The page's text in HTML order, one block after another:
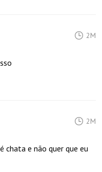
2M
2M
chata e não quer que eu